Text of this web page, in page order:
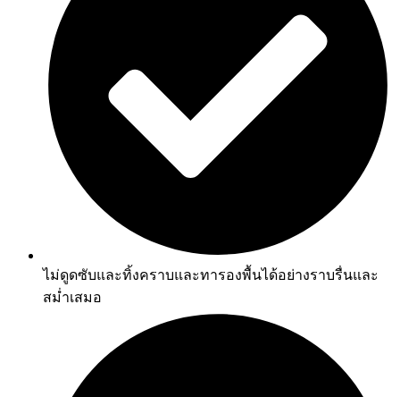
ไม่ดูดซับและทิ้งคราบและทารองพื้นได้อย่างราบรื่นและ
สม่ำเสมอ